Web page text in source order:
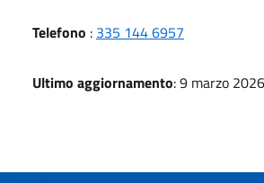
Telefono : 335 144 6957
Ultimo aggiornamento: 9 marzo